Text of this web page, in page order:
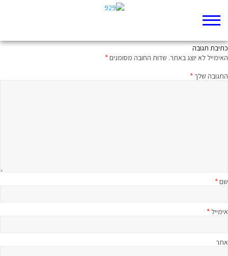
כתיבת תגובה
האימייל לא יוצג באתר. שדות החובה מסומנים*
התגובה שלך*
שם*
אימייל *
אתר